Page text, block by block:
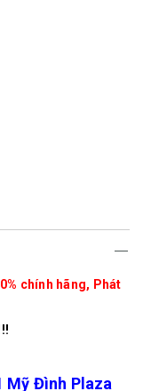
chính hãng, Phát
Mỹ Đình Plaza